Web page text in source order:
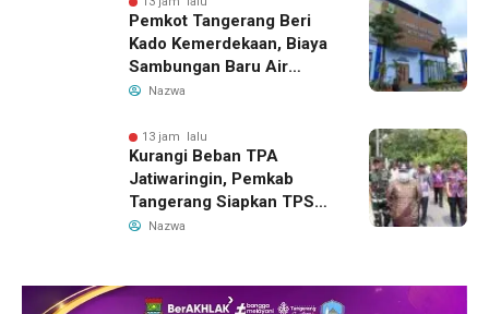
Pemkot Tangerang Beri
Kado Kemerdekaan, Biaya
Sambungan Baru Air
Bersih Dipangkas Jadi
Nazwa
13 jam lalu
Kurangi Beban TPA
Jatiwaringin, Pemkab
Tangerang Siapkan TPS3R
Baru di Tigaraksa
Nazwa